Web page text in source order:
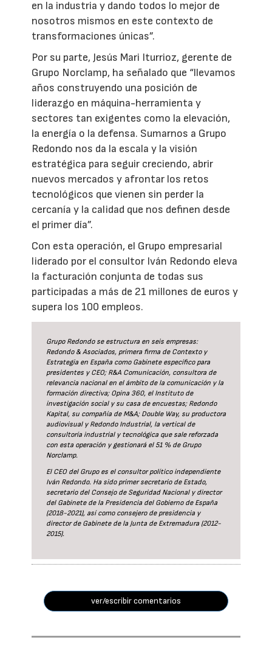
en la industria y dando todos lo mejor de
nosotros mismos en este contexto de
transformaciones únicas”.
Por su parte, Jesús Mari Iturrioz, gerente de
Grupo Norclamp, ha señalado que “llevamos
años construyendo una posición de
liderazgo en máquina-herramienta y
sectores tan exigentes como la elevación,
la energía o la defensa. Sumarnos a Grupo
Redondo nos da la escala y la visión
estratégica para seguir creciendo, abrir
nuevos mercados y afrontar los retos
tecnológicos que vienen sin perder la
cercanía y la calidad que nos definen desde
el primer día”.
Con esta operación, el Grupo empresarial
liderado por el consultor Iván Redondo eleva
la facturación conjunta de todas sus
participadas a más de 21 millones de euros y
supera los 100 empleos.
Grupo Redondo se estructura en seis empresas:
Redondo & Asociados, primera firma de Contexto y
Estrategia en España como Gabinete específico para
presidentes y CEO; R&A Comunicación, consultora de
relevancia nacional en el ámbito de la comunicación y la
formación directiva; Opina 360, el Instituto de
investigación social y su casa de encuestas; Redondo
Kapital, su compañía de M&A; Double Way, su productora
audiovisual y Redondo Industrial, la vertical de
consultoría industrial y tecnológica que sale reforzada
con esta operación y gestionará el 51 % de Grupo
Norclamp.
El CEO del Grupo es el consultor político independiente
Iván Redondo. Ha sido primer secretario de Estado,
secretario del Consejo de Seguridad Nacional y director
del Gabinete de la Presidencia del Gobierno de España
(2018-2021), así como consejero de presidencia y
director de Gabinete de la Junta de Extremadura (2012-
2015).
ver/escribir comentarios